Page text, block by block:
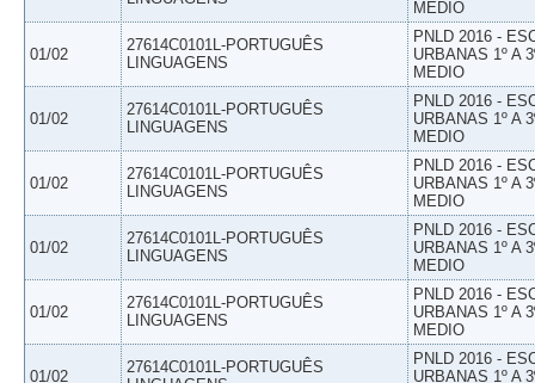
MEDIO
01/02
27614C0101L-PORTUGUÊS
LINGUAGENS
PNLD 2016 -
URBANAS 1º A
MEDIO
01/02
27614C0101L-PORTUGUÊS
LINGUAGENS
PNLD 2016 -
URBANAS 1º A
MEDIO
01/02
27614C0101L-PORTUGUÊS
LINGUAGENS
PNLD 2016 -
URBANAS 1º A
MEDIO
01/02
27614C0101L-PORTUGUÊS
LINGUAGENS
PNLD 2016 -
URBANAS 1º A
MEDIO
01/02
27614C0101L-PORTUGUÊS
LINGUAGENS
PNLD 2016 -
URBANAS 1º A
MEDIO
01/02
27614C0101L-PORTUGUÊS
PNLD 2016 -
URBANAS 1º A